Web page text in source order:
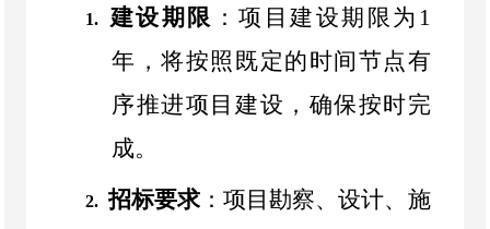
1. 建设期限 ：项目建设期限为 1
年，将按照既定的时间节点有
序推进项目建设，确保按时完
成。
2. 招标要求：项目勘察、设计、施